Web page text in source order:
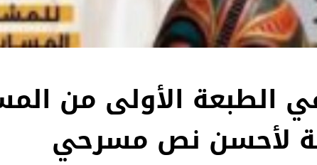
الطبعة الأولى من
لأحسن نص مسرحي